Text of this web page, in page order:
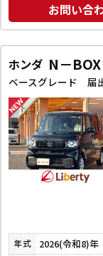
お問い合
ホンダ N－BOX
年式 2026(令和8)年